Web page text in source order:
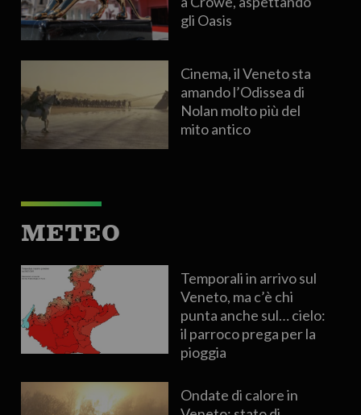
gli Oasis
Cinema, il Veneto sta
amando l’Odissea di
Nolan molto più del
mito antico
METEO
Temporali in arrivo sul
Veneto, ma c’è chi
punta anche sul… cielo:
il parroco prega per la
pioggia
Ondate di calore in